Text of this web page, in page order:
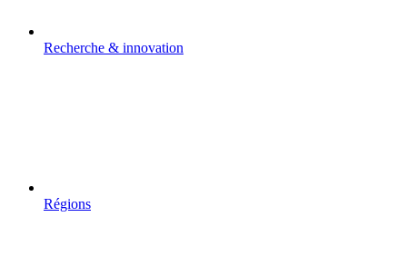
Recherche & innovation
Régions